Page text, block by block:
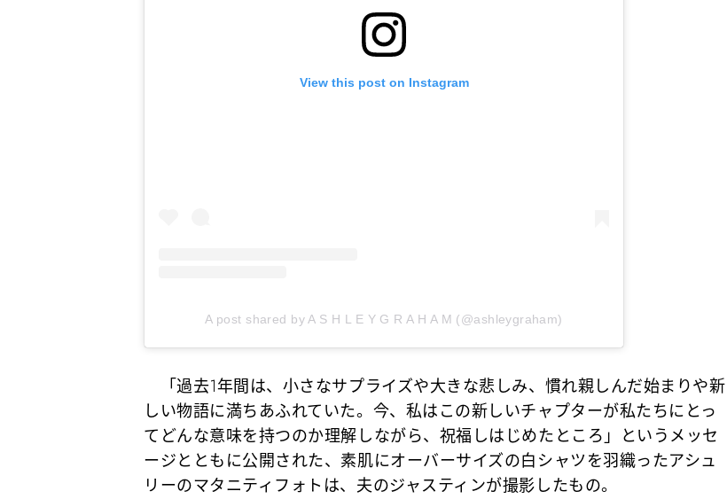
View this post on Instagram
A post shared by A S H L E Y G R A H A M (@ashleygraham)
「過去1年間は、小さなサプライズや大きな悲しみ、慣れ親しんだ始まりや新
しい物語に満ちあふれていた。今、私はこの新しいチャプターが私たちにとっ
てどんな意味を持つのか理解しながら、祝福しはじめたところ」 というメッセ
ージとともに公開された、素肌にオーバーサイズの白シャツを羽織ったアシュ
リーのマタニティフォトは、夫のジャスティンが撮影したもの。